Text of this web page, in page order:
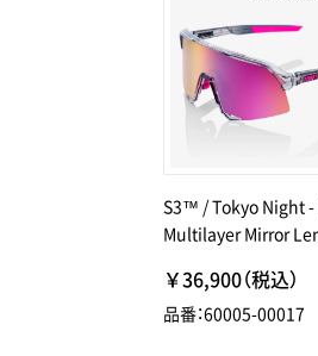
S3™ / Tokyo Night
Multilayer Mirror
￥36,900（税込）
品番：60005-00017